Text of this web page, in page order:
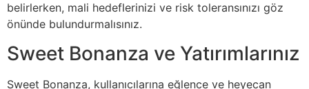
belirlerken, mali hedeflerinizi ve risk toleransınızı göz
önünde bulundurmalısınız.
Sweet Bonanza ve Yatırımlarınız
Sweet Bonanza, kullanıcılarına eğlence ve heyecan